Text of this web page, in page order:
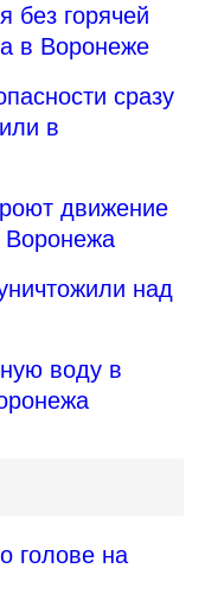
без горячей
в Воронеже
сразу
в
движение
Воронежа
над
воду в
голове на